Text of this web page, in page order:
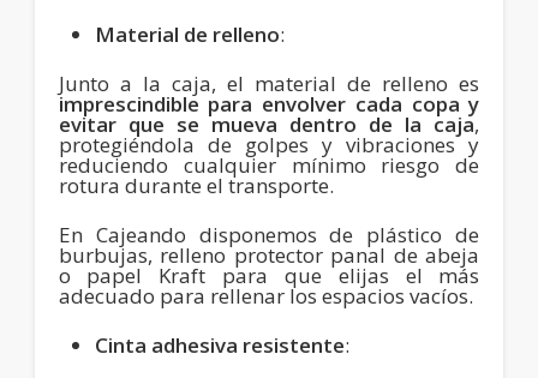
Material de relleno:
Junto a la caja, el material de relleno es
imprescindible para envolver cada copa y
evitar que se mueva dentro de la caja,
protegiéndola de golpes y vibraciones y
reduciendo cualquier mínimo riesgo de
rotura durante el transporte.
En Cajeando disponemos de plástico de
burbujas, relleno protector panal de abeja
o papel Kraft para que elijas el más
adecuado para rellenar los espacios vacíos.
Cinta adhesiva resistente: